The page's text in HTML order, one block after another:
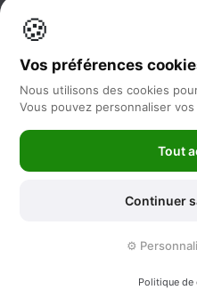
-Politique de
🍪
Vos préférences
Nous utilisons des cookies
Vous pouvez personnaliser
Tout
Continuer
⚙️
Politique